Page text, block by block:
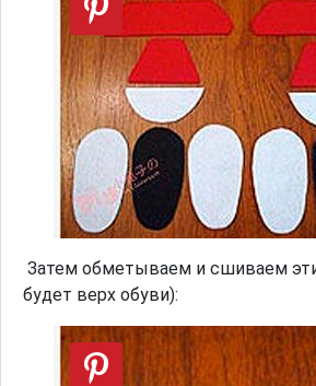
Затем обметываем и сшиваем
будет верх обуви):